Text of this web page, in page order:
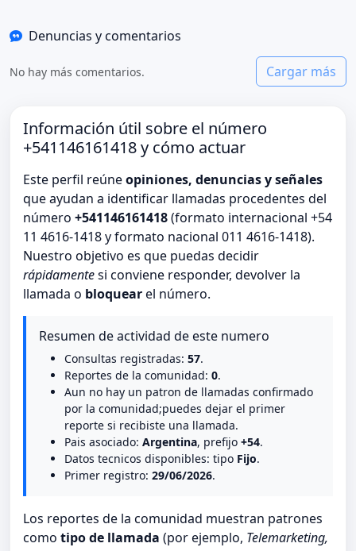
Denuncias y comentarios
No hay más comentarios. Cargar más
Información útil sobre el número
+541146161418 y cómo actuar
Este perfil reúneopiniones, denuncias y señales
que ayudan a identificar llamadas procedentes del
número +541146161418(formato internacional +54
11 4616-1418 y formato nacional 011 4616-1418).
Nuestro objetivo es que puedas decidir
rápidamentesi conviene responder, devolver la
llamada o bloquearel número.
Resumen de actividad de este numero
Consultas registradas: 57.
Reportes de la comunidad: 0.
Aun no hay un patron de llamadas confirmado
por la comunidad;puedes dejar el primer
reporte si recibiste una llamada.
Pais asociado: Argentina, prefijo +54.
Datos tecnicos disponibles: tipo Fijo.
Primer registro: 29/06/2026.
Los reportes de la comunidad muestran patrones
como tipo de llamada (por ejemplo, Telemarketing,